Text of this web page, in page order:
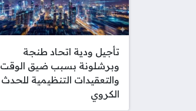
تأجيل ودية اتحاد طنجة
وبرشلونة بسبب ضيق الوقت
والتعقيدات التنظيمية للحدث
الكروي